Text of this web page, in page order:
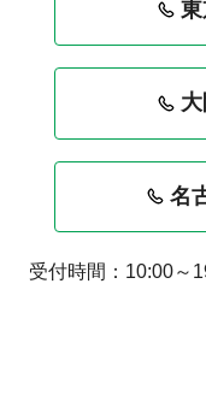
名
受付時間：10:00～